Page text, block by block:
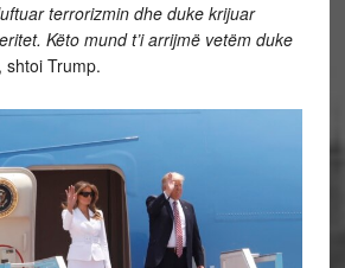
terrorizmin dhe duke krijuar
Këto mund t’i arrijmë vetëm duke
shtoi Trump.